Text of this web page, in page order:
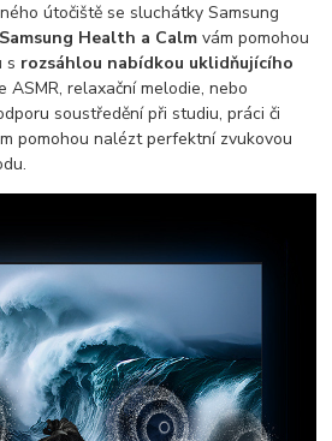
útočiště se sluchátky Samsung
Health a Calm vám pomohou
s rozsáhlou nabídkou uklidňujícího
ASMR, relaxační melodie, nebo
soustředění při studiu, práci či
pomohou nalézt perfektní zvukovou